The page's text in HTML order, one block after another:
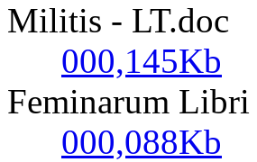
Militis - LT.doc
000,145Kb
Feminarum
000,088Kb